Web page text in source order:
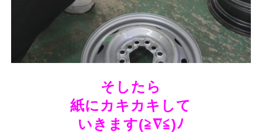
そしたら
紙にカキカキして
いきます(≧∇≦)ﾉ